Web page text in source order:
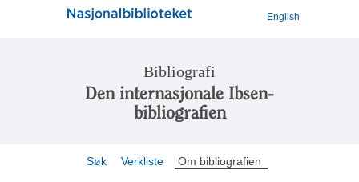
English
Bibliografi
Den internasjonale Ibsen-
bibliografien
Søk Verkliste Om bibliografien